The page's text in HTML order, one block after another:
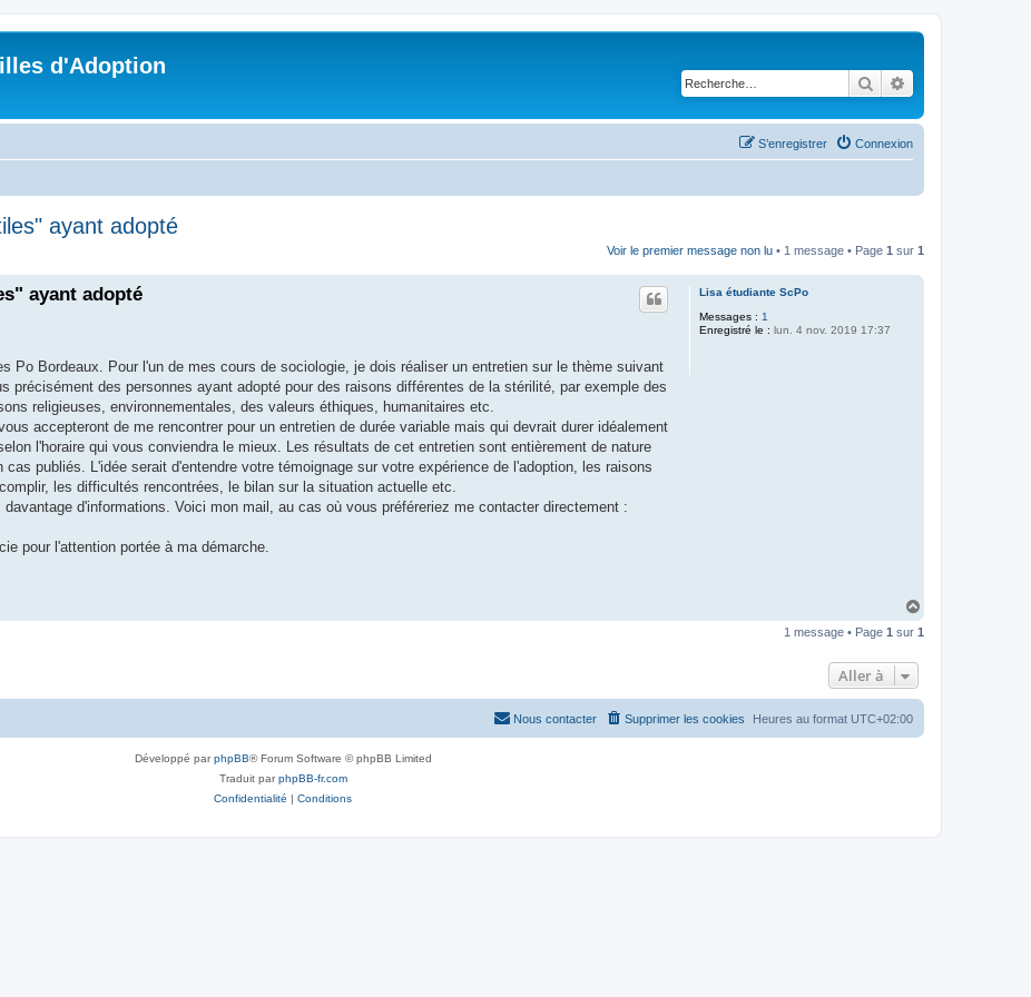
d'Adoption
Rechercher
Connexion
S’enregistrer
ayant adopté
Voir le premier message non lu • 1 message • Page 1 sur 1
Lisa étudiante ScPo
Messages : 1
Enregistré le : lun. 4 nov. 2019 17:37
ayant adopté
Po Bordeaux. Pour l'un de mes cours de sociologie, je dois réaliser un entretien sur le thème suivant
précisément des personnes ayant adopté pour des raisons différentes de la stérilité, par exemple des
religieuses, environnementales, des valeurs éthiques, humanitaires etc.
accepteront de me rencontrer pour un entretien de durée variable mais qui devrait durer idéalement
l'horaire qui vous conviendra le mieux. Les résultats de cet entretien sont entièrement de nature
publiés. L'idée serait d'entendre votre témoignage sur votre expérience de l'adoption, les raisons
les difficultés rencontrées, le bilan sur la situation actuelle etc.
d'informations. Voici mon mail, au cas où vous préféreriez me contacter directement :
pour l'attention portée à ma démarche.
u
1 message • Page 1 sur 1
Aller à
Heures au format UTC+02:00
Supprimer les cookies
Nous contacter
Développé parphpBB® Forum Software © phpBB Limited
Traduit parphpBB-fr.com
Confidentialité | Conditions